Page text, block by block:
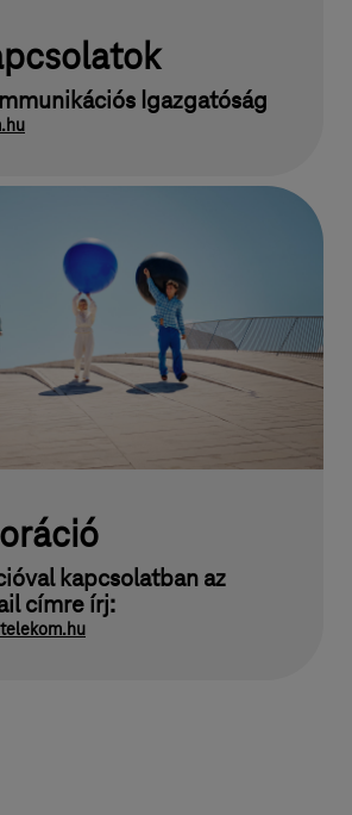
Igazgatóság
kapcsolatban az
címre írj: